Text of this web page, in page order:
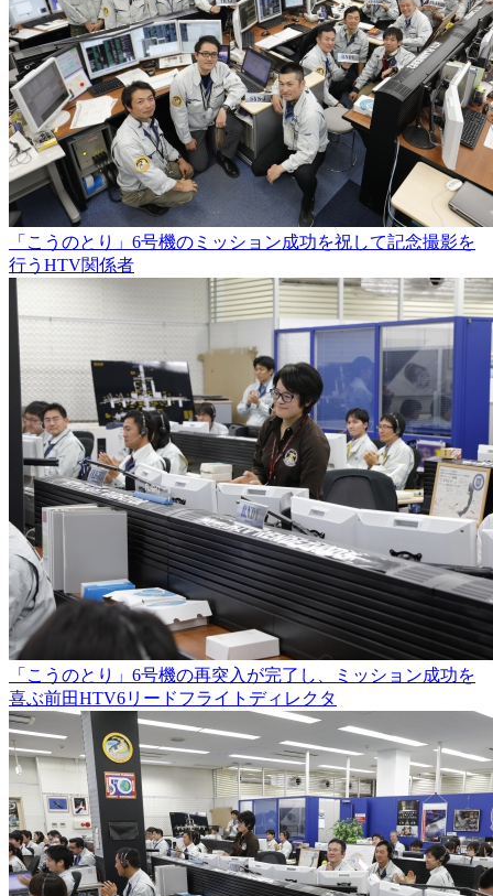
「こうのとり」6号機のミッション成功を祝して記念撮影を
行うHTV関係者
「こうのとり」6号機の再突入が完了し、ミッション成功を
喜ぶ前田HTV6リードフライトディレクタ